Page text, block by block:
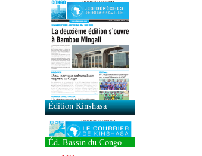
Édition Kinshasa
Éd. Bassin du Congo